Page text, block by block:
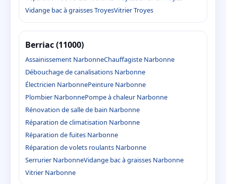
Vidange bac à graisses TroyesVitrier Troyes
Berriac (11000)
Assainissement NarbonneChauffagiste Narbonne
Débouchage de canalisations Narbonne
Électricien NarbonnePeinture Narbonne
Plombier NarbonnePompe à chaleur Narbonne
Rénovation de salle de bain Narbonne
Réparation de climatisation Narbonne
Réparation de fuites Narbonne
Réparation de volets roulants Narbonne
Serrurier NarbonneVidange bac à graisses Narbonne
Vitrier Narbonne